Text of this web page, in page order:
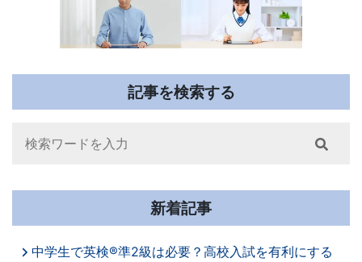
記事を検索する
Search
新着記事
中学生で英検®準2級は必要？高校入試を有利にする